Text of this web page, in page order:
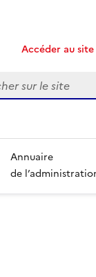
Accéder au
Annuaire
de